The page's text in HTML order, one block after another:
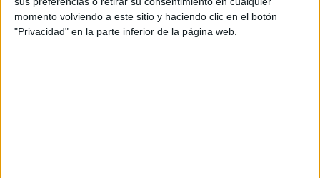
momento volviendo a este sitio y haciendo clic en el botón
"Privacidad" en la parte inferior de la página web.